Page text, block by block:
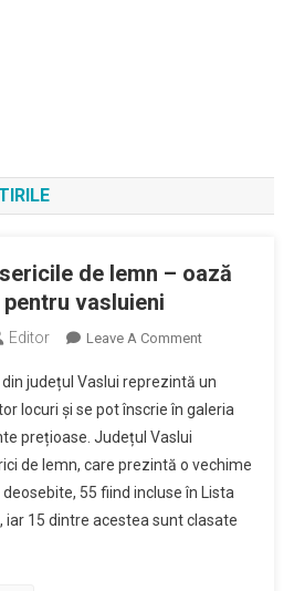
de lemn – oază
vasluieni
Editor Leave A CommentOn
Și
Bisericile
Lemn
–
Oază
județul Vaslui reprezintă un
locuri și se pot înscrie în galeria
prețioase. Județul Vaslui
de lemn, care prezintă o vechime
55 fiind incluse în Lista
15 dintre acestea sunt clasate